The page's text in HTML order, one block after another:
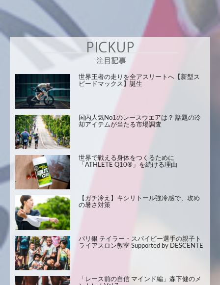
世界王者の走りを全アスリートへ【新型ス
ピードマックス】誕生
国内人気No1のレースウエアは？ 話題の冷
却アイテムが当たる市場調査
世界で戦える身体をつくるために
「ATHLETE Q10®」を続ける理由
【ガチ冷え】キシリトール強冷感で、攻め
の暑さ対策
パリ銀 テイラー・スパイビー選手の親子ト
ライアスロン教室 Supported by DESCENTE
「レース前の自信 マインド編」森下健のメ